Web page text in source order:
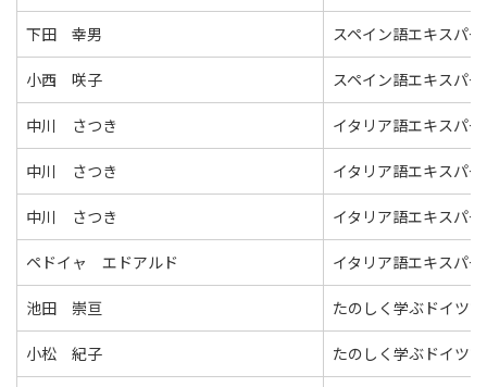
下田 幸男 スペイン語エキスパ
小西 咲子 スペイン語エキスパ
中川 さつき イタリア語エキスパ
中川 さつき イタリア語エキスパ
中川 さつき イタリア語エキスパ
ペドイャ エドアルド イタリア語エキスパ
池田 崇亘 たのしく学ぶドイツ
小松 紀子 たのしく学ぶドイツ